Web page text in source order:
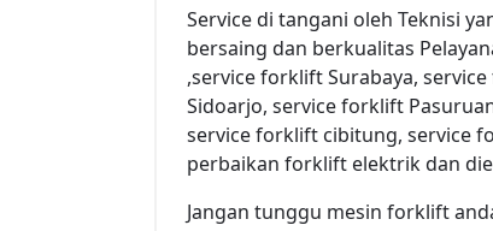
Service di tangani oleh Teknisi
bersaing dan berkualitas
,service forklift Surabaya,
Sidoarjo, service forklift
service forklift cibitung, service
perbaikan forklift elektrik dan
Jangan tunggu mesin forklift